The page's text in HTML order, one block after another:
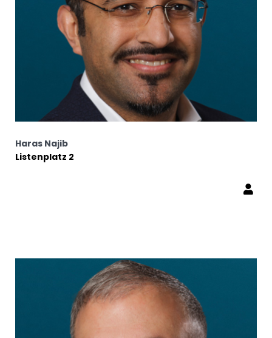
Haras Najib
Listenplatz 2